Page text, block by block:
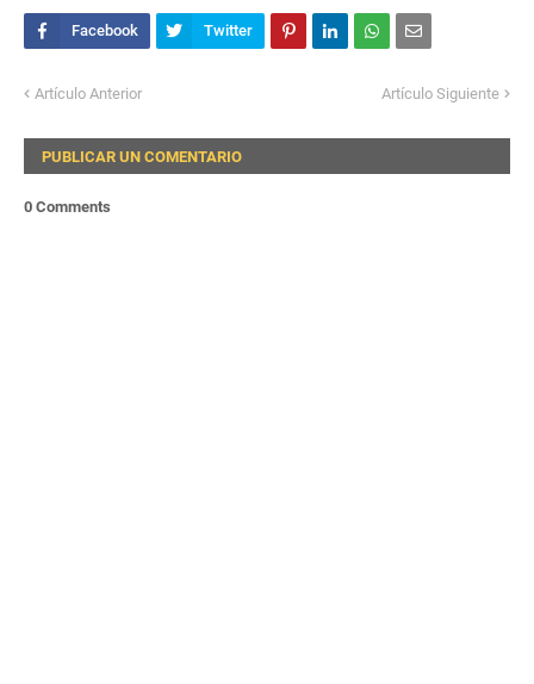
Artículo Anterior Artículo Siguiente
PUBLICAR UN COMENTARIO
0 Comments